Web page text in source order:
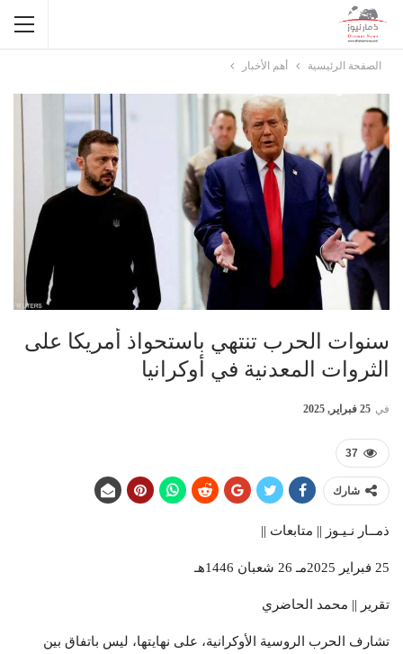
الصفحة الرئيسية أهم الأخبار
سنوات الحرب تنتهي باستحواذ أمريكا على
الثروات المعدنية في أوكرانيا
في 25 فبراير, 2025
37
شارك
ذمــار نـيـوز || متابعات ||
25 فبراير 2025مـ 26 شعبان 1446هـ
تقرير || محمد الحاضري
تشارف الحرب الروسية الأوكرانية، على نهايتها، ليس باتفاق بين